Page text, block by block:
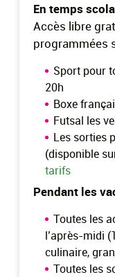
En temps
Accès libre
programmées
Sport pour
20h
Boxe
Futsal les
Les sorties
(disponible
tarifs
Pendant les
Toutes les
l’après-midi
culinaire,
Toutes les